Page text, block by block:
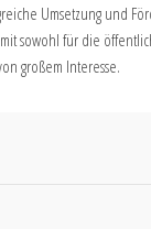
Umsetzung und
sowohl für die
großem Interesse.